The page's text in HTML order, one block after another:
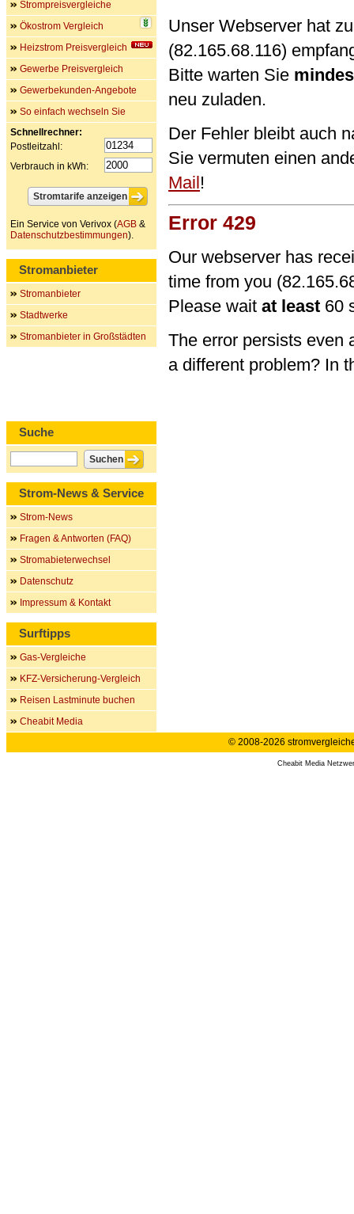
Unser Webserver hat
(82.165.68.116)
Bitte warten Sie
neu zuladen.
Der Fehler bleibt auch
Sie vermuten einen
Mail!
Error 429
Our webserver has
time from you
Please wait at least 60
The error persists even
a different problem? In
Strompreisvergleiche
Ökostrom Vergleich
Heizstrom Preisvergleich
Gewerbe Preisvergleich
Gewerbekunden-Angebote
So einfach wechseln Sie
Schnellrechner:
Postleitzahl:
Verbrauch in kWh:
Ein Service von Verivox (AGB &
Datenschutzbestimmungen).
Stromanbieter
Stromanbieter
Stadtwerke
Stromanbieter in Großstädten
Suche
Strom-News & Service
Strom-News
Fragen & Antworten (FAQ)
Stromabieterwechsel
Datenschutz
Impressum & Kontakt
Surftipps
Gas-Vergleiche
KFZ-Versicherung-Vergleich
Reisen Lastminute buchen
Cheabit Media
© 2008-2026
Cheabit Media